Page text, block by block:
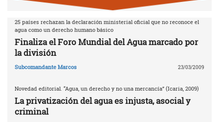
25 países rechazan la declaración ministerial oficial que no reconoce el
agua como un derecho humano básico
Finaliza el Foro Mundial del Agua marcado por
la división
Subcomandante Marcos 23/03/2009
Novedad editorial. “Agua, un derecho y no una mercancía” (Icaria, 2009)
La privatización del agua es injusta, asocial y
criminal